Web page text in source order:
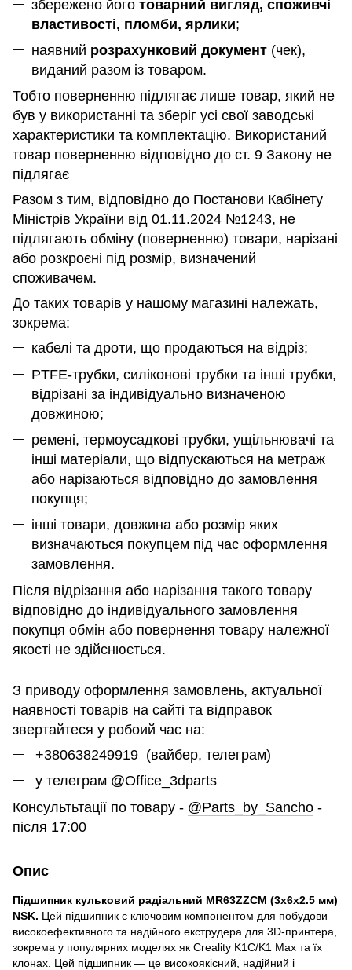
збережено його товарний вигляд, споживчі
властивості, пломби, ярлики;
наявний розрахунковий документ (чек),
виданий разом із товаром.
Тобто поверненню підлягає лише товар, який не
був у використанні та зберіг усі свої заводські
характеристики та комплектацію. Використаний
товар поверненню відповідно до ст. 9 Закону не
підлягає
Разом з тим, відповідно до Постанови Кабінету
Міністрів України від 01.11.2024 №1243, не
підлягають обміну (поверненню) товари, нарізані
або розкроєні під розмір, визначений
споживачем.
До таких товарів у нашому магазині належать,
зокрема:
кабелі та дроти, що продаються на відріз;
PTFE-трубки, силіконові трубки та інші трубки,
відрізані за індивідуально визначеною
довжиною;
ремені, термоусадкові трубки, ущільнювачі та
інші матеріали, що відпускаються на метраж
або нарізаються відповідно до замовлення
покупця;
інші товари, довжина або розмір яких
визначаються покупцем під час оформлення
замовлення.
Після відрізання або нарізання такого товару
відповідно до індивідуального замовлення
покупця обмін або повернення товару належної
якості не здійснюється.
З приводу оформлення замовлень, актуальної
наявності товарів на сайті та відправок
звертайтеся у робоий час на:
+380638249919 (вайбер, телеграм)
у телеграм @Office_3dparts
Консультьтації по товару - @Parts_by_Sancho -
після 17:00
Опис
Підшипник кульковий радіальний MR63ZZCM (3x6x2.5 мм)
NSK. Цей підшипник є ключовим компонентом для побудови
високоефективного та надійного екструдера для 3D-принтера,
зокрема у популярних моделях як Creality K1C/K1 Max та їх
клонах. Цей підшипник — це високоякісний, надійний і